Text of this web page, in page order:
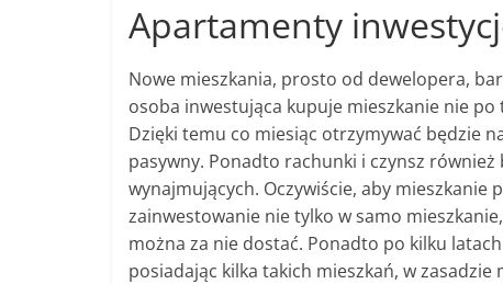
Apartamenty
Nowe mieszkania, prosto od dewelopera,
osoba inwestująca kupuje mieszkanie nie
Dzięki temu co miesiąc otrzymywać będzie
pasywny. Ponadto rachunki i czynsz
wynajmujących. Oczywiście, aby mieszkanie
zainwestowanie nie tylko w samo
można za nie dostać. Ponadto po kilku
posiadając kilka takich mieszkań, w zasadzie